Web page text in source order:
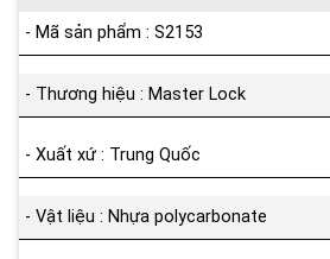
- Mã sản phẩm : S2153
- Thương hiệu : Master Lock
- Xuất xứ : Trung Quốc
- Vật liệu : Nhựa polycarbonate